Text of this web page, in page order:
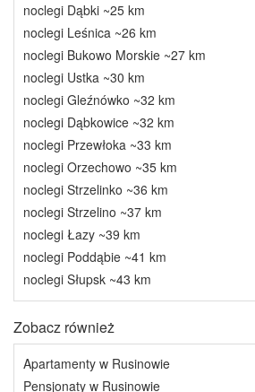
noclegi Dąbki ~25 km
noclegi Leśnica ~26 km
noclegi Bukowo Morskie ~27 km
noclegi Ustka ~30 km
noclegi Gleźnówko ~32 km
noclegi Dąbkowice ~32 km
noclegi Przewłoka ~33 km
noclegi Orzechowo ~35 km
noclegi Strzelinko ~36 km
noclegi Strzelino ~37 km
noclegi Łazy ~39 km
noclegi Poddąbie ~41 km
noclegi Słupsk ~43 km
Zobacz również
Apartamenty w Rusinowie
Pensjonaty w Rusinowie